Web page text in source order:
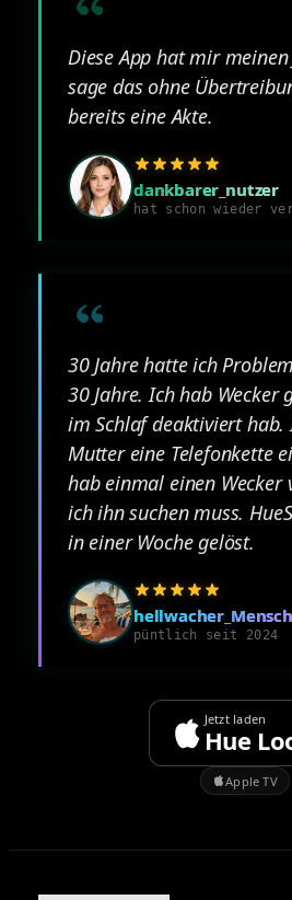
Diese App hat mir
sage das ohne
bereits eine Akte.
dankbarer_nutzer
hat schon wieder
30 Jahre hatte ich
30 Jahre. Ich hab Wecker
im Schlaf deaktiviert
Mutter eine Telefonkette
hab einmal einen Wecker
ich ihn suchen muss.
in einer Woche gelöst.
hellwacher_Mensch
püntlich seit 2024
Jetzt laden
Hue
Apple TV